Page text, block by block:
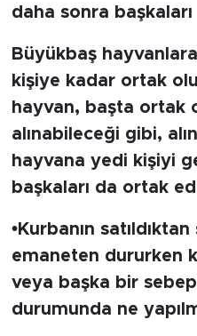
daha sonra
Büyükbaş
kişiye kadar ortak
hayvan, başta ortak
alınabileceği gibi,
hayvana yedi kişiyi
başkaları da ortak
•Kurbanın
emaneten dururken
veya başka bir
durumunda ne